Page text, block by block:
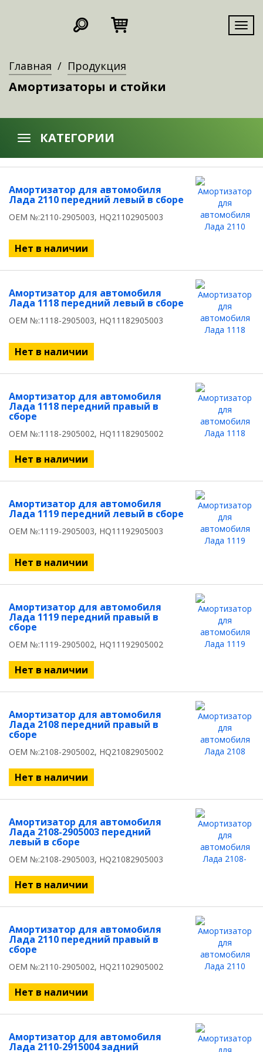
Главная Продукция
Амортизаторы и стойки
КАТЕГОРИИ
Амортизатор для автомобиля
Лада 2110 передний левый в сборе
OEM №:2110-2905003, HQ21102905003
Нет в наличии
Амортизатор для автомобиля
Лада 1118 передний левый в сборе
OEM №:1118-2905003, HQ11182905003
Нет в наличии
Амортизатор для автомобиля
Лада 1118 передний правый в
сборе
OEM №:1118-2905002, HQ11182905002
Нет в наличии
Амортизатор для автомобиля
Лада 1119 передний левый в сборе
OEM №:1119-2905003, HQ11192905003
Нет в наличии
Амортизатор для автомобиля
Лада 1119 передний правый в
сборе
OEM №:1119-2905002, HQ11192905002
Нет в наличии
Амортизатор для автомобиля
Лада 2108 передний правый в
сборе
OEM №:2108-2905002, HQ21082905002
Нет в наличии
Амортизатор для автомобиля
Лада 2108-2905003 передний
левый в сборе
OEM №:2108-2905003, HQ21082905003
Нет в наличии
Амортизатор для автомобиля
Лада 2110 передний правый в
сборе
OEM №:2110-2905002, HQ21102905002
Нет в наличии
Амортизатор для автомобиля
Лада 2110-2915004 задний